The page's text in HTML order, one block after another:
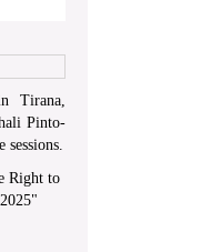
Tirana,
Pinto-
sessions.
Right to
"